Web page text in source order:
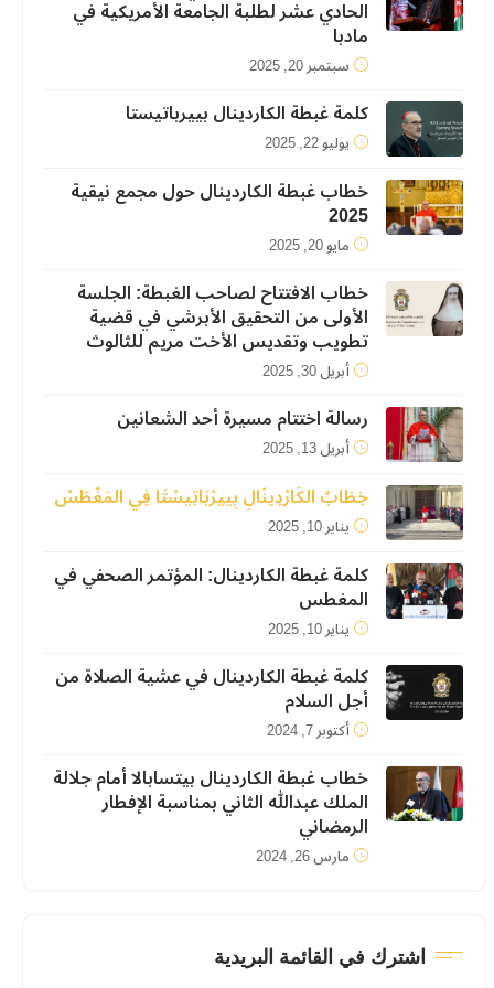
الحادي عشر لطلبة الجامعة الأمريكية في
مادبا
سبتمبر 20, 2025
كلمة غبطة الكاردينال بييرباتيستا
يوليو 22, 2025
خطاب غبطة الكاردينال حول مجمع نيقية
2025
مايو 20, 2025
خطاب الافتتاح لصاحب الغبطة: الجلسة
الأولى من التحقيق الأبرشي في قضية
تطويب وتقديس الأخت مريم للثالوث
أبريل 30, 2025
رسالة اختتام مسيرة أحد الشعانين
أبريل 13, 2025
خِطَابُ الكَارْدِينَالِ بِييرْبَاتِيسْتَا فِي المَغّطَسْ
يناير 10, 2025
كلمة غبطة الكاردينال: المؤتمر الصحفي في
المغطس
يناير 10, 2025
كلمة غبطة الكاردينال في عشية الصلاة من
أجل السلام
أكتوبر 7, 2024
خطاب غبطة الكاردينال بيتسابالا أمام جلالة
الملك عبدالله الثاني بمناسبة الإفطار
الرمضاني
مارس 26, 2024
اشترك في القائمة البريدية